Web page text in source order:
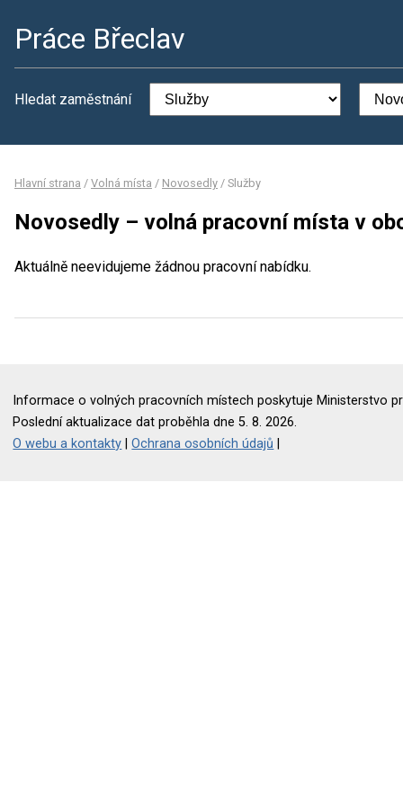
Práce Břeclav
Hledat zaměstnání
Hlavní strana / Volná místa / Novosedly / Služby
Novosedly – volná pracovní místa v
Aktuálně neevidujeme žádnou pracovní nabídku.
Informace o volných pracovních místech poskytuje Ministerstvo
Poslední aktualizace dat proběhla dne 5. 8. 2026.
O webu a kontakty |Ochrana osobních údajů